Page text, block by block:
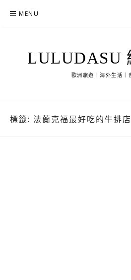
MENU
LULUDASU
歐洲旅遊｜海外生活｜
標籤: 法蘭克福最好吃的牛排店